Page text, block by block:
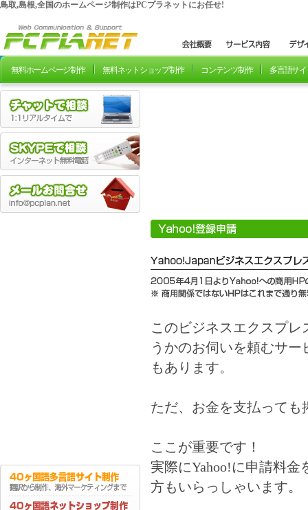
鳥取,島根,全国のホームページ制作はPCプラネットにお任せ!
このビジネスエクスプレ
うかのお伺いを頼むサ
もあります。
ただ、お金を支払って
ここが重要です！
実際にYahoo!に申請料
方もいらっしゃいます。